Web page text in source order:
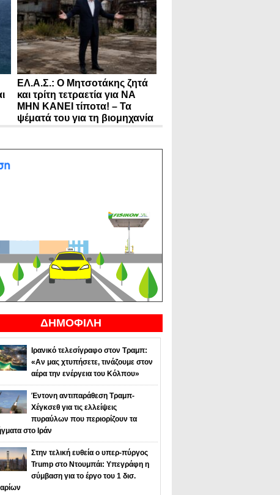
ΕΛ.Α.Σ.: Ο Μητσοτάκης ζητά
και τρίτη τετραετία για ΝΑ
ΜΗΝ ΚΑΝΕΙ τίποτα! – Τα
ψέματά του για τη βιομηχανία
ΔΗΜΟΦΙΛΗ
Ιρανικό τελεσίγραφο στον Τραμπ:
«Αν μας χτυπήσετε, τινάζουμε στον
αέρα την ενέργεια του Κόλπου»
Έντονη αντιπαράθεση Τραμπ-
Χέγκσεθ για τις ελλείψεις
πυραύλων που περιορίζουν τα
στο Ιράν
Στην τελική ευθεία ο υπερ-πύργος
Trump στο Ντουμπάι: Υπεγράφη η
σύμβαση για το έργο του 1 δισ.